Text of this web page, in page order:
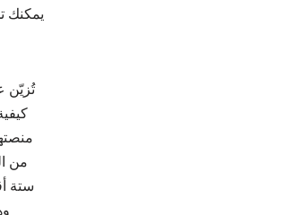
تُزيّن
من
ستة